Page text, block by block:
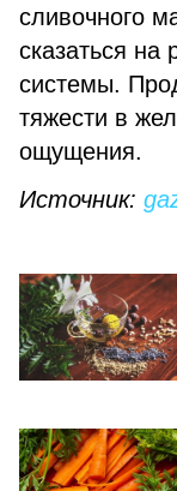
сливочного
сказаться на
системы.
тяжести в
ощущения.
Источник: